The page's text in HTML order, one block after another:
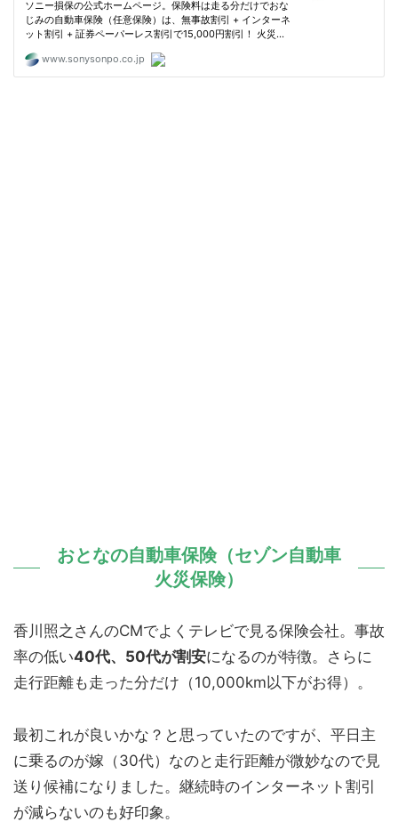
おとなの自動車保険（セゾン自動車
火災保険）
香川照之さんのCMでよくテレビで見る保険会社。事故
率の低い40代、50代が割安になるのが特徴。さらに
走行距離も走った分だけ（10,000km以下がお得）。
最初これが良いかな？と思っていたのですが、平日主
に乗るのが嫁（30代）なのと走行距離が微妙なので見
送り候補になりました。継続時のインターネット割引
が減らないのも好印象。